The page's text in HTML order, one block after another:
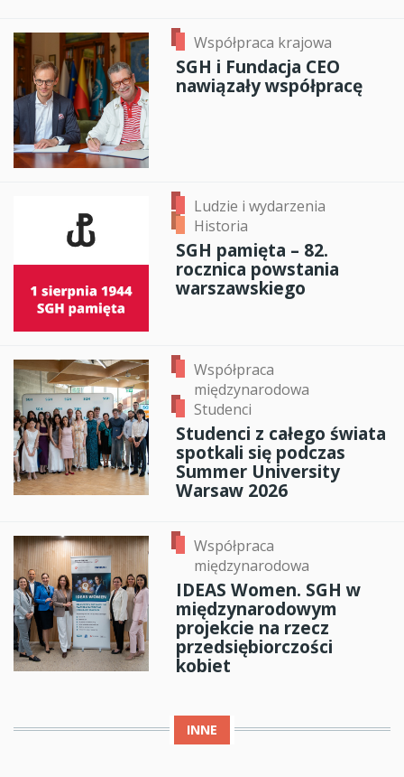
Współpraca krajowa
SGH i Fundacja CEO
nawiązały współpracę
Ludzie i wydarzenia
Historia
SGH pamięta – 82.
rocznica powstania
warszawskiego
Współpraca
międzynarodowa
Studenci
Studenci z całego świata
spotkali się podczas
Summer University
Warsaw 2026
Współpraca
międzynarodowa
IDEAS Women. SGH w
międzynarodowym
projekcie na rzecz
przedsiębiorczości
kobiet
INNE